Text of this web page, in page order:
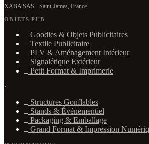
XABA SAS · Saint-James, France
OBJETS PUB
Goodies & Objets Publicitaires
Textile Publicitaire
PLV & Aménagement Intérieur
Signalétique Extérieur
Petit Format & Imprimerie
·
Structures Gonflables
Stands & Événementiel
Packaging & Emballage
Grand Format & Impression